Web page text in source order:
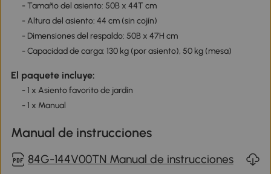
- Tamaño del asiento: 50B x 44T cm
- Altura del asiento: 44 cm (sin cojín)
- Dimensiones del respaldo: 50B x 47H cm
- Capacidad de carga: 130 kg (por asiento), 50 kg (mesa)
El paquete incluye:
- 1 x Asiento favorito de jardín
- 1 x Manual
Manual de instrucciones
84G-144V00TN Manual de instrucciones